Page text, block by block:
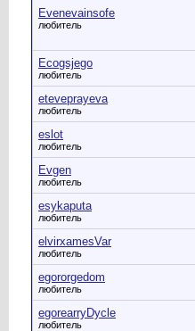
Evenevainsofe
любитель
Ecogsjego
любитель
eteveprayeva
любитель
eslot
любитель
Evgen
любитель
esykaputa
любитель
elvirxamesVar
любитель
egororgedom
любитель
egorearryDycle
любитель